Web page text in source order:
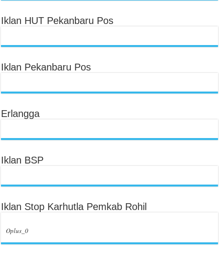
Iklan HUT Pekanbaru Pos
Iklan Pekanbaru Pos
Erlangga
Iklan BSP
Iklan Stop Karhutla Pemkab Rohil
Oplus_0